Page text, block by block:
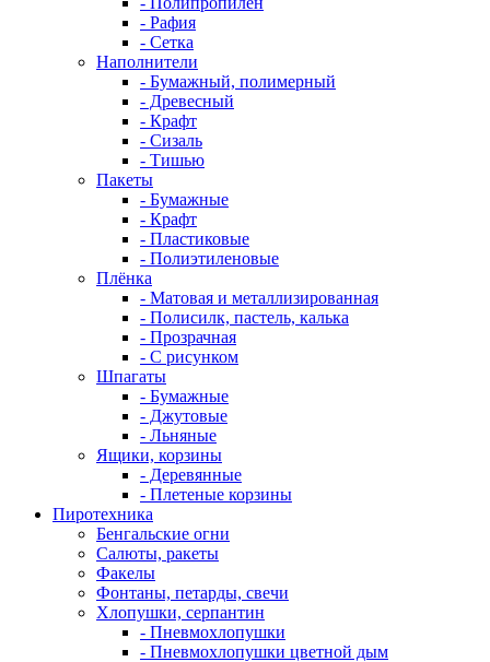
- Рафия
- Сетка
Наполнители
- Бумажный, полимерный
- Древесный
- Крафт
- Сизаль
- Тишью
Пакеты
- Бумажные
- Крафт
- Пластиковые
- Полиэтиленовые
Плёнка
- Матовая и металлизированная
- Полисилк, пастель, калька
- Прозрачная
- С рисунком
Шпагаты
- Бумажные
- Джутовые
- Льняные
Ящики, корзины
- Деревянные
- Плетеные корзины
Пиротехника
Бенгальские огни
Салюты, ракеты
Факелы
Фонтаны, петарды, свечи
Хлопушки, серпантин
- Пневмохлопушки
- Пневмохлопушки цветной дым